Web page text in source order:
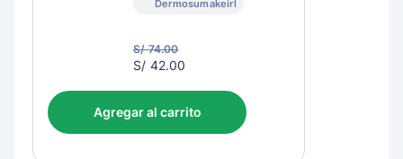
Dermosumakeirl
S/ 74.00
S/
S/ 42.00
Agregar al carrito